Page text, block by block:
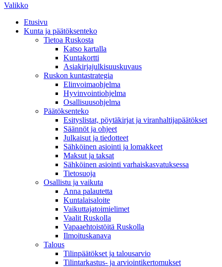
Valikko
Etusivu
Kunta ja päätöksenteko
Tietoa Ruskosta
Katso kartalla
Kuntakortti
Asiakirjajulkisuuskuvaus
Ruskon kuntastrategia
Elinvoimaohjelma
Hyvinvointiohjelma
Osallisuusohjelma
Päätöksenteko
Esityslistat, pöytäkirjat ja viranhaltijapäätökset
Säännöt ja ohjeet
Julkaisut ja tiedotteet
Sähköinen asiointi ja lomakkeet
Maksut ja taksat
Sähköinen asiointi varhaiskasvatuksessa
Tietosuoja
Osallistu ja vaikuta
Anna palautetta
Kuntalaisaloite
Vaikuttajatoimielimet
Vaalit Ruskolla
Vapaaehtoistöitä Ruskolla
Ilmoituskanava
Talous
Tilinpäätökset ja talousarvio
Tilintarkastus- ja arviointikertomukset